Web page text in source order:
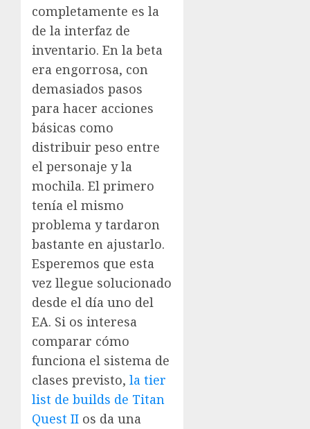
completamente es la
de la interfaz de
inventario. En la beta
era engorrosa, con
demasiados pasos
para hacer acciones
básicas como
distribuir peso entre
el personaje y la
mochila. El primero
tenía el mismo
problema y tardaron
bastante en ajustarlo.
Esperemos que esta
vez llegue solucionado
desde el día uno del
EA. Si os interesa
comparar cómo
funciona el sistema de
clases previsto, la tier
list de builds de Titan
Quest II os da una